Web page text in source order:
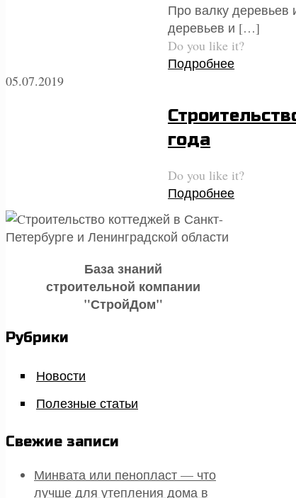
Про валку деревьев
деревьев и […]
Do you like it?
Подробнее
05.07.2019
года
Do you like it?
Подробнее
База знаний
строительной компании
"СтройДом"
Рубрики
Новости
Полезные статьи
Свежие записи
Минвата или пенопласт — что
лучше для утепления дома в